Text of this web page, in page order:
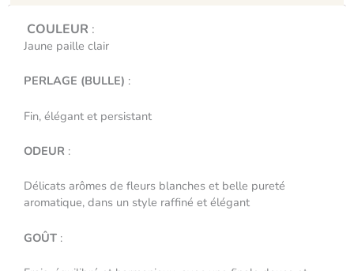
COULEUR :
Jaune paille clair
PERLAGE (BULLE) :
Fin, élégant et persistant
ODEUR :
Délicats arômes de fleurs blanches et belle pureté
aromatique, dans un style raffiné et élégant
GOÛT :